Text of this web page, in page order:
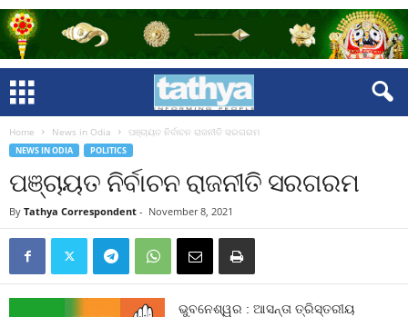
Home News in Odia ପଞ୍ଚାୟତ ନିର୍ବାଚନ ରାଜନୀତି ସରଗରମ
NEWS IN ODIA POLITICS
ପଞ୍ଚାୟତ ନିର୍ବାଚନ ରାଜନୀତି ସରଗରମ
By Tathya Correspondent - November 8, 2021
ଭୁବନେଶ୍ୱର : ଆସନ୍ତା ତ୍ରିସ୍ତରୀୟ